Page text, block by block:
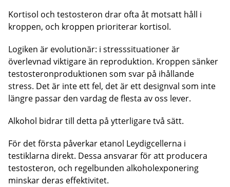
Kortisol och testosteron drar ofta åt motsatt håll i
kroppen, och kroppen prioriterar kortisol.
Logiken är evolutionär: i stresssituationer är
överlevnad viktigare än reproduktion. Kroppen sänker
testosteronproduktionen som svar på ihållande
stress. Det är inte ett fel, det är ett designval som inte
längre passar den vardag de flesta av oss lever.
Alkohol bidrar till detta på ytterligare två sätt.
För det första påverkar etanol Leydigcellerna i
testiklarna direkt. Dessa ansvarar för att producera
testosteron, och regelbunden alkoholexponering
minskar deras effektivitet.